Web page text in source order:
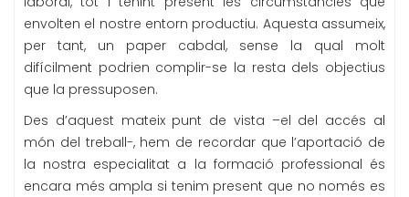
envolten el nostre entorn productiu. Aquesta assumeix,
per tant, un paper cabdal, sense la qual molt
difícilment podrien complir-se la resta dels objectius
que la pressuposen.
Des d’aquest mateix punt de vista –el del accés al
món del treball-, hem de recordar que l’aportació de
la nostra especialitat a la formació professional és
encara més ampla si tenim present que no només es